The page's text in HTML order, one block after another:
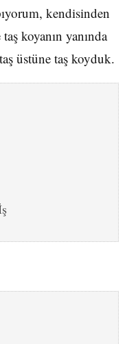
kendisinden
koyanın yanında
üstüne taş koyduk.